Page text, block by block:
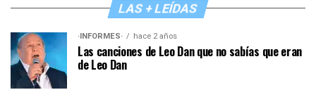
LAS + LEÍDAS
·INFORMES· hace 2 años
Las canciones de Leo Dan que no sabías que eran
de Leo Dan